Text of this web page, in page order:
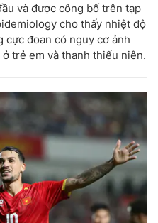
và được công bố trên tạp
cho thấy nhiệt độ
cực đoan có nguy cơ ảnh
trẻ em và thanh thiếu niên.